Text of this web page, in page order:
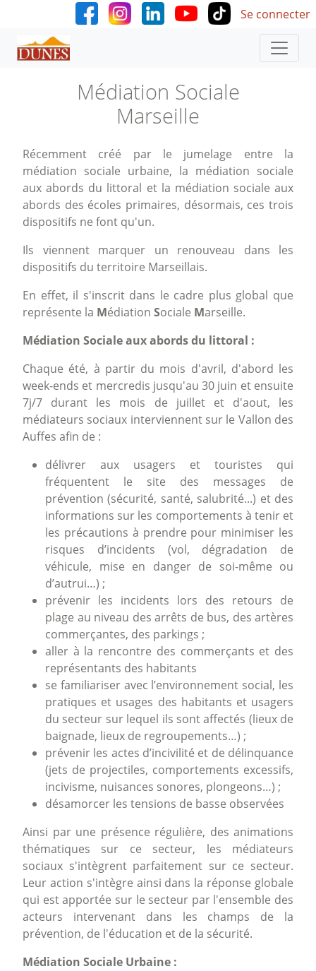
Aller au contenu principal User
Se connecter
Médiation Sociale
Marseille
Récemment créé par le jumelage entre la
médiation sociale urbaine, la médiation sociale
aux abords du littoral et la médiation sociale aux
abords des écoles primaires, désormais, ces trois
dispositifs ne font qu'un.
Ils viennent marquer un renouveau dans les
dispositifs du territoire Marseillais.
En effet, il s'inscrit dans le cadre plus global que
représente la Médiation Sociale Marseille.
Médiation Sociale aux abords du littoral :
Chaque été, à partir du mois d'avril, d'abord les
week-ends et mercredis jusqu'au 30 juin et ensuite
7j/7 durant les mois de juillet et d'aout, les
médiateurs sociaux interviennent sur le Vallon des
Auffes afin de :
délivrer aux usagers et touristes qui
fréquentent le site des messages de
prévention (sécurité, santé, salubrité...) et des
informations sur les comportements à tenir et
les précautions à prendre pour minimiser les
risques d’incidents (vol, dégradation de
véhicule, mise en danger de soi-même ou
d’autrui…) ;
prévenir les incidents lors des retours de
plage au niveau des arrêts de bus, des artères
commerçantes, des parkings ;
aller à la rencontre des commerçants et des
représentants des habitants
se familiariser avec l’environnement social, les
pratiques et usages des habitants et usagers
du secteur sur lequel ils sont affectés (lieux de
baignade, lieux de regroupements…) ;
prévenir les actes d’incivilité et de délinquance
(jets de projectiles, comportements excessifs,
incivisme, nuisances sonores, plongeons…) ;
désamorcer les tensions de basse observées
Ainsi par une présence régulière, des animations
thématiques sur ce secteur, les médiateurs
sociaux s'intègrent parfaitement sur ce secteur.
Leur action s'intègre ainsi dans la réponse globale
qui est apportée sur le secteur par l'ensemble des
acteurs intervenant dans les champs de la
prévention, de l'éducation et de la sécurité.
Médiation Sociale Urbaine :